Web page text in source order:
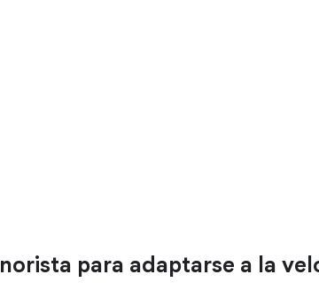
para adaptarse a la